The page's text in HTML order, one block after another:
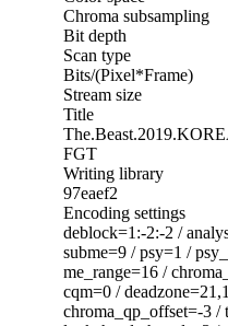
Chroma
Bit depth :
Scan type :
Bits/
Stream size :
Title
FGT
Writing library :
97eaef2
Encoding
deblock=1:-2:-2 /
subme=9 / psy=1 /
me_range=16 /
cqm=0 /
chroma_qp_offset=-3 /